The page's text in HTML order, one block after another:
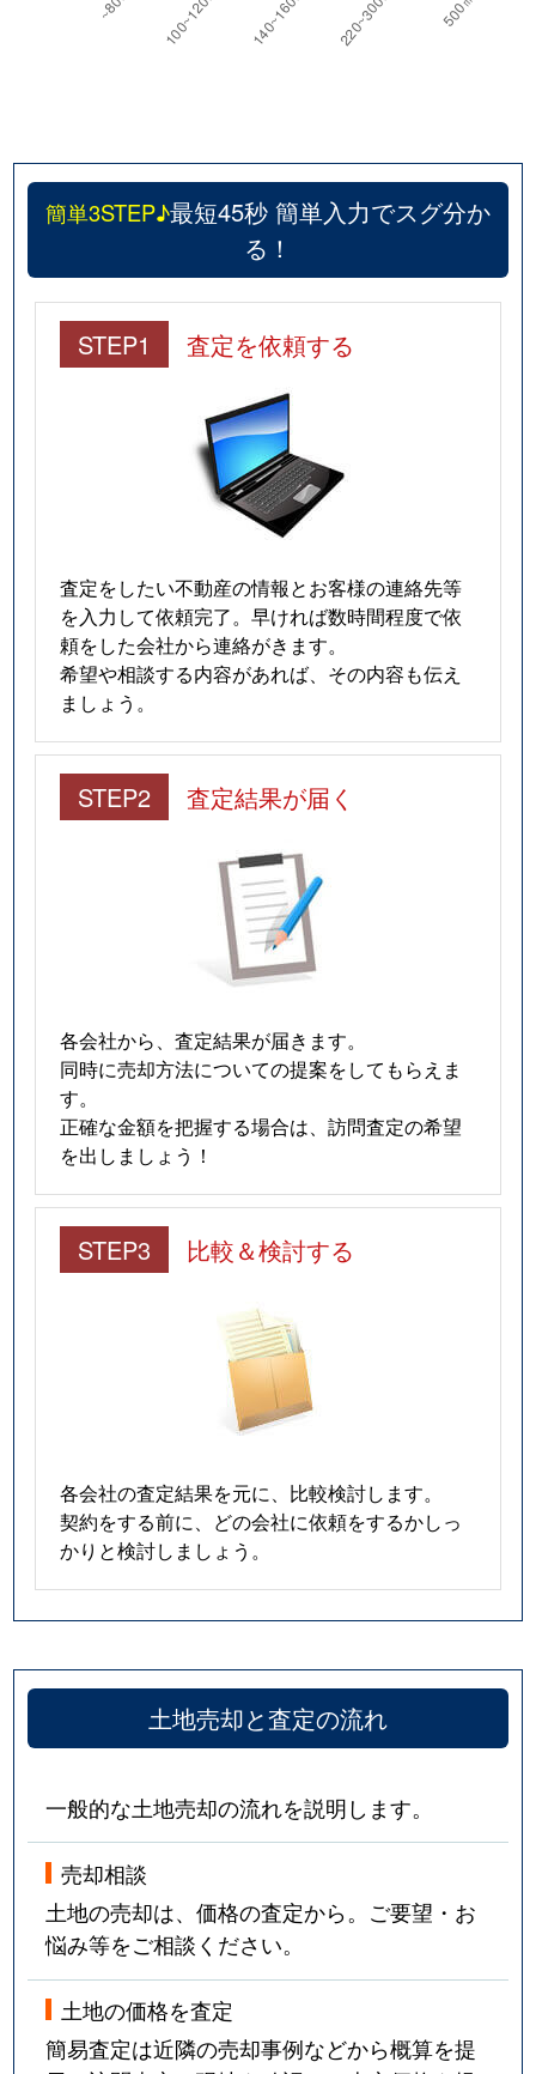
簡単3STEP♪最短45秒 簡単入力でスグ分か
る！
STEP1 査定を依頼する
査定をしたい不動産の情報とお客様の連絡先等
を入力して依頼完了。早ければ数時間程度で依
頼をした会社から連絡がきます。
希望や相談する内容があれば、その内容も伝え
ましょう。
STEP2 査定結果が届く
各会社から、査定結果が届きます。
同時に売却方法についての提案をしてもらえま
す。
正確な金額を把握する場合は、訪問査定の希望
を出しましょう！
STEP3 比較＆検討する
各会社の査定結果を元に、比較検討します。
契約をする前に、どの会社に依頼をするかしっ
かりと検討しましょう。
土地売却と査定の流れ
一般的な土地売却の流れを説明します。
売却相談
土地の売却は、価格の査定から。ご要望・お
悩み等をご相談ください。
土地の価格を査定
簡易査定は近隣の売却事例などから概算を提